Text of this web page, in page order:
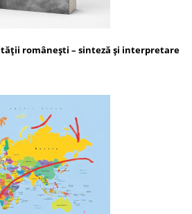
românești – sinteză și interpretare